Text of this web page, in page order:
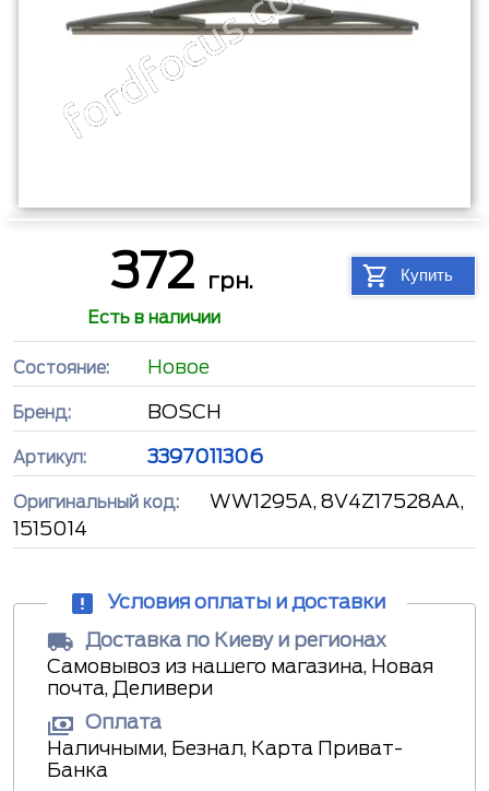
372 грн. Купить
Есть в наличии
Состояние: Новое
Бренд: BOSCH
Артикул: 3397011306
Оригинальный код:
WW1295A, 8V4Z17528AA,
1515014
Условия оплаты и доставки
Доставка по Киеву и регионах
Самовывоз из нашего магазина, Новая
почта, Деливери
Оплата
Наличными, Безнал, Карта Приват-
Банка